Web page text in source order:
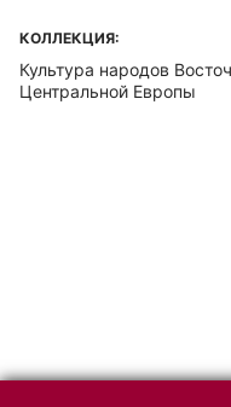
КОЛЛЕКЦИЯ:
Культура народов
Центральной Европы